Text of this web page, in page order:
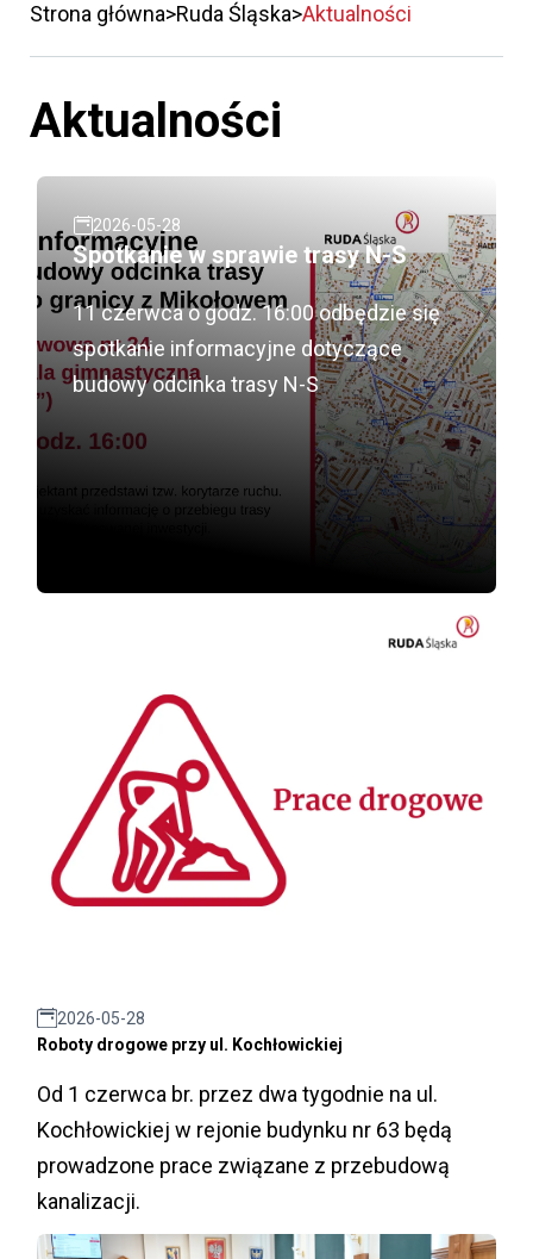
Strona główna Ruda Śląska Aktualności
Aktualności
2026-05-28
Spotkanie w sprawie trasy N-S
11 czerwca o godz. 16:00 odbędzie się
spotkanie informacyjne dotyczące
budowy odcinka trasy N-S
2026-05-28
Roboty drogowe przy ul. Kochłowickiej
Od 1 czerwca br. przez dwa tygodnie na ul.
Kochłowickiej w rejonie budynku nr 63 będą
prowadzone prace związane z przebudową
kanalizacji.